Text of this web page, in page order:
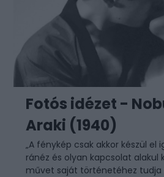
Fotós idézet -
Araki (1940)
„A fénykép csak akkor készül el
ránéz és olyan kapcsolat alakul
művet saját történetéhez tudja